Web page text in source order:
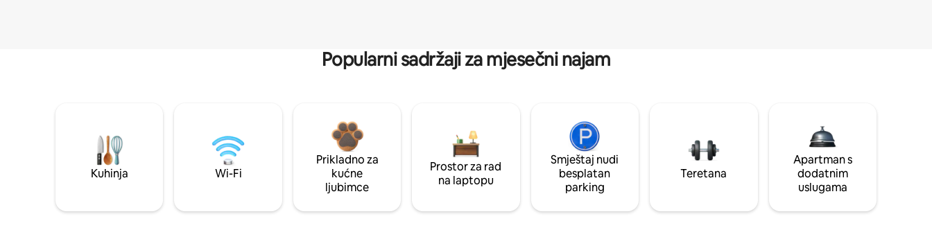
Popularni sadržaji za mjesečni najam
Kuhinja Wi-Fi
Prikladno za
kućne
ljubimce
Prostor za rad
na laptopu
Smještaj nudi
besplatan
parking
Teretana
Apartman s
dodatnim
uslugama